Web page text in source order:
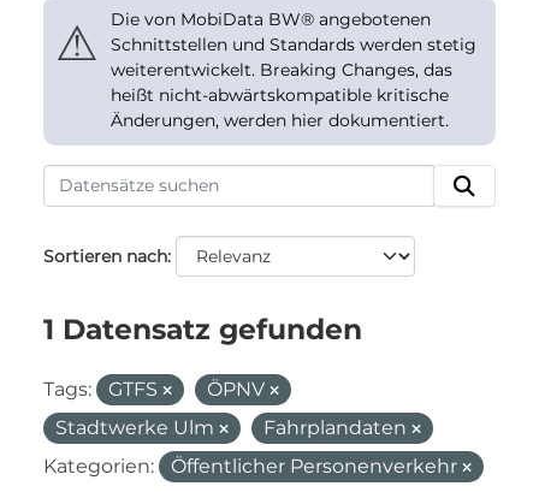
⚠
Die von MobiData BW® angebotenen
Schnittstellen und Standards werden stetig
weiterentwickelt. Breaking Changes, das
heißt nicht-abwärtskompatible kritische
Änderungen, werden hier dokumentiert.
Sortieren nach
1 Datensatz gefunden
Tags: GTFS
ÖPNV
Stadtwerke Ulm
Fahrplandaten
Kategorien:
Öffentlicher Personenverkehr